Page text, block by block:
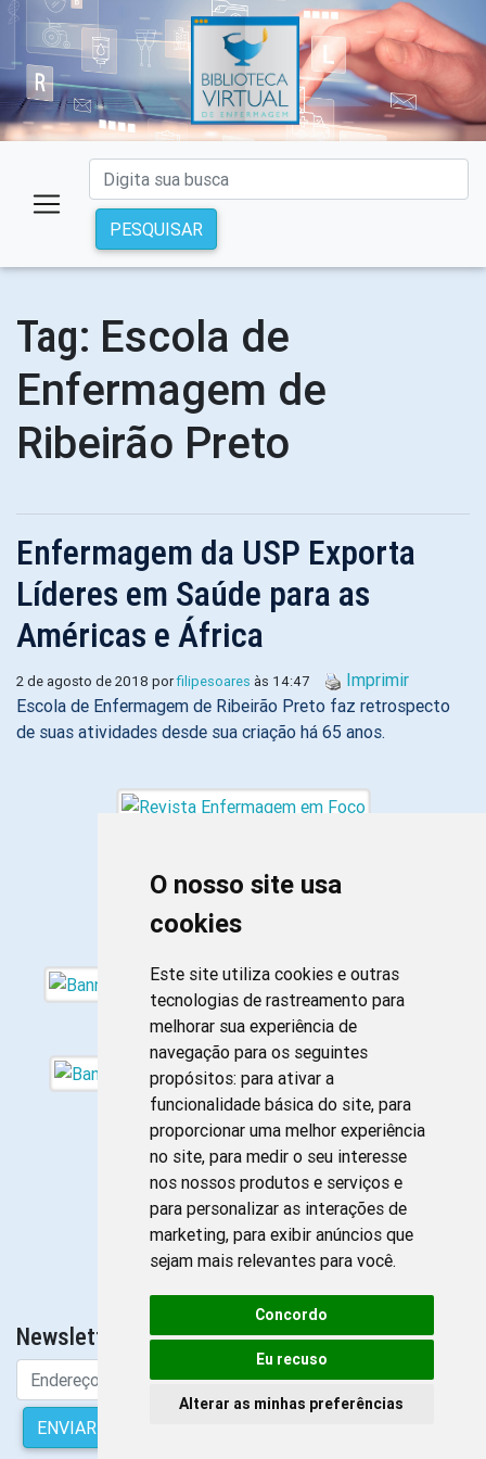
O nosso site usa
cookies
Este site utiliza cookies e outras
tecnologias de rastreamento para
melhorar sua experiência de
navegação para os seguintes
propósitos: para ativar a
funcionalidade básica do site, para
proporcionar uma melhor experiência
no site, para medir o seu interesse
nos nossos produtos e serviços e
para personalizar as interações de
marketing, para exibir anúncios que
sejam mais relevantes para você.
Concordo
Eu recuso
Alterar as minhas preferências
PESQUISAR
Tag: Escola de
Enfermagem de
Ribeirão Preto
Enfermagem da USP Exporta
Líderes em Saúde para as
Américas e África
2 de agosto de 2018 porfilipesoares às 14:47
Imprimir
Escola de Enfermagem de Ribeirão Preto faz retrospecto
de suas atividades desde sua criação há 65 anos.
Newsletter da Enfermagem
ENVIAR